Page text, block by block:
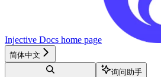
Injective Docs home page
简体中文
询问助手